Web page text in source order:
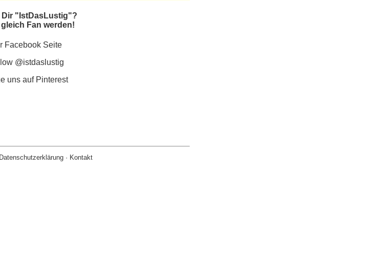
Dir "IstDasLustig"?
gleich Fan werden!
Facebook Seite
@istdaslustig
uns auf Pinterest
Datenschutzerklärung · Kontakt